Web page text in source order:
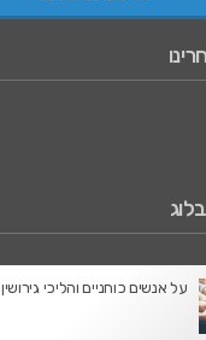
על אנשים כוחניים והליכי גירושין